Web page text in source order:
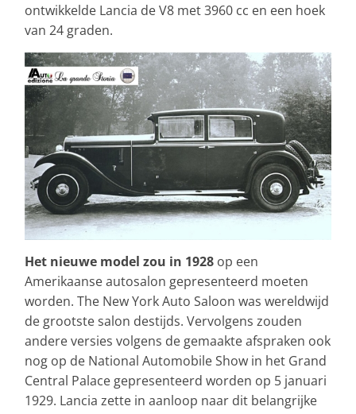
ontwikkelde Lancia de V8 met 3960 cc en een hoek
van 24 graden.
Het nieuwe model zou in 1928 op een
Amerikaanse autosalon gepresenteerd moeten
worden. The New York Auto Saloon was wereldwijd
de grootste salon destijds. Vervolgens zouden
andere versies volgens de gemaakte afspraken ook
nog op de National Automobile Show in het Grand
Central Palace gepresenteerd worden op 5 januari
1929. Lancia zette in aanloop naar dit belangrijke